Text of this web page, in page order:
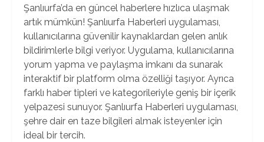
Şanlıurfa’da en güncel haberlere hızlıca ulaşmak
artık mümkün! Şanlıurfa Haberleri uygulaması,
kullanıcılarına güvenilir kaynaklardan gelen anlık
bildirimlerle bilgi veriyor. Uygulama, kullanıcılarına
yorum yapma ve paylaşma imkanı da sunarak
interaktif bir platform olma özelliği taşıyor. Ayrıca
farklı haber tipleri ve kategorileriyle geniş bir içerik
yelpazesi sunuyor. Şanlıurfa Haberleri uygulaması,
şehre dair en taze bilgileri almak isteyenler için
ideal bir tercih.